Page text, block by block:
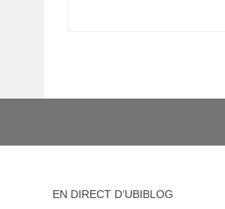
EN DIRECT D’UBIBLOG